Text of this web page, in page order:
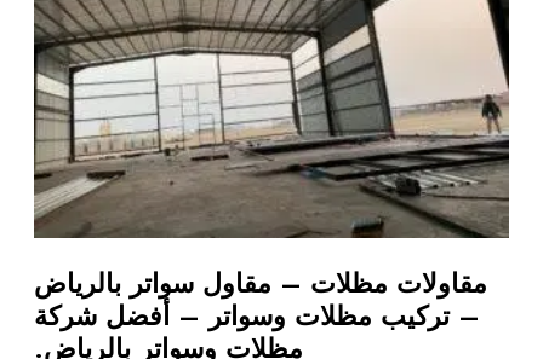
مقاولات مظلات – مقاول سواتر بالرياض
– تركيب مظلات وسواتر – أفضل شركة
مظلات وسواتر بالرياض.